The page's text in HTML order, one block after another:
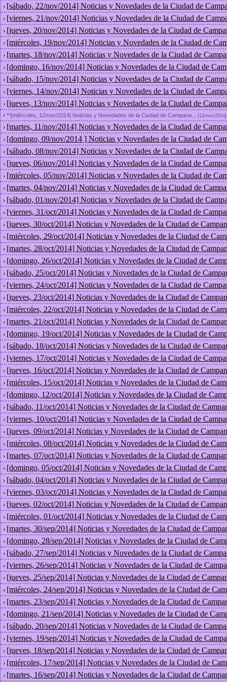
› [sábado, 22/nov/2014] Noticias y Novedades de la Ciudad de
› [viernes, 21/nov/2014] Noticias y Novedades de la Ciudad de
› [jueves, 20/nov/2014] Noticias y Novedades de la Ciudad de
› [miércoles, 19/nov/2014] Noticias y Novedades de la Ciudad de
› [martes, 18/nov/2014] Noticias y Novedades de la Ciudad de
› [domingo, 16/nov/2014] Noticias y Novedades de la Ciudad de
› [sábado, 15/nov/2014] Noticias y Novedades de la Ciudad de
› [viernes, 14/nov/2014] Noticias y Novedades de la Ciudad de
› [jueves, 13/nov/2014] Noticias y Novedades de la Ciudad de
› **[miércoles, 12/nov/2014] Noticias y Novedades de la Ciudad de Campana... [12/nov/2014]
› [martes, 11/nov/2014] Noticias y Novedades de la Ciudad de
› [domingo, 09/nov/2014 ] Noticias y Novedades de la Ciudad de
› [sábado, 08/nov/2014] Noticias y Novedades de la Ciudad de
› [jueves, 06/nov/2014] Noticias y Novedades de la Ciudad de
› [miércoles, 05/nov/2014] Noticias y Novedades de la Ciudad de
› [martes, 04/nov/2014] Noticias y Novedades de la Ciudad de
› [sábado, 01/nov/2014] Noticias y Novedades de la Ciudad de
› [viernes, 31/oct/2014] Noticias y Novedades de la Ciudad de
› [jueves, 30/oct/2014] Noticias y Novedades de la Ciudad de
› [miércoles, 29/oct/2014] Noticias y Novedades de la Ciudad de
› [martes, 28/oct/2014] Noticias y Novedades de la Ciudad de
› [domingo, 26/oct/2014] Noticias y Novedades de la Ciudad de
› [sábado, 25/oct/2014] Noticias y Novedades de la Ciudad de
› [viernes, 24/oct/2014] Noticias y Novedades de la Ciudad de
› [jueves, 23/oct/2014] Noticias y Novedades de la Ciudad de
› [miércoles, 22/oct/2014] Noticias y Novedades de la Ciudad de
› [martes, 21/oct/2014] Noticias y Novedades de la Ciudad de
› [domingo, 19/oct/2014] Noticias y Novedades de la Ciudad de
› [sábado, 18/oct/2014] Noticias y Novedades de la Ciudad de
› [viernes, 17/oct/2014] Noticias y Novedades de la Ciudad de
› [jueves, 16/oct/2014] Noticias y Novedades de la Ciudad de
› [miércoles, 15/oct/2014] Noticias y Novedades de la Ciudad de
› [domingo, 12/oct/2014] Noticias y Novedades de la Ciudad de
› [sábado, 11/oct/2014] Noticias y Novedades de la Ciudad de
› [viernes, 10/oct/2014] Noticias y Novedades de la Ciudad de
› [jueves, 09/oct/2014] Noticias y Novedades de la Ciudad de
› [miércoles, 08/oct/2014] Noticias y Novedades de la Ciudad de
› [martes, 07/oct/2014] Noticias y Novedades de la Ciudad de
› [domingo, 05/oct/2014] Noticias y Novedades de la Ciudad de
› [sábado, 04/oct/2014] Noticias y Novedades de la Ciudad de
› [viernes, 03/oct/2014] Noticias y Novedades de la Ciudad de
› [jueves, 02/oct/2014] Noticias y Novedades de la Ciudad de
› [miércoles, 01/oct/2014] Noticias y Novedades de la Ciudad de
› [martes, 30/sep/2014] Noticias y Novedades de la Ciudad de
› [domingo, 28/sep/2014] Noticias y Novedades de la Ciudad de
› [sábado, 27/sep/2014] Noticias y Novedades de la Ciudad de
› [viernes, 26/sep/2014] Noticias y Novedades de la Ciudad de
› [jueves, 25/sep/2014] Noticias y Novedades de la Ciudad de
› [miércoles, 24/sep/2014] Noticias y Novedades de la Ciudad de
› [martes, 23/sep/2014] Noticias y Novedades de la Ciudad de
› [domingo, 21/sep/2014] Noticias y Novedades de la Ciudad de
› [sábado, 20/sep/2014] Noticias y Novedades de la Ciudad de
› [viernes, 19/sep/2014] Noticias y Novedades de la Ciudad de
› [jueves, 18/sep/2014] Noticias y Novedades de la Ciudad de
› [miércoles, 17/sep/2014] Noticias y Novedades de la Ciudad de
› [martes, 16/sep/2014] Noticias y Novedades de la Ciudad de